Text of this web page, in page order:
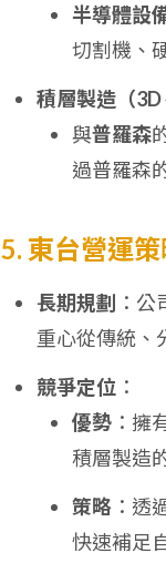
半導體設
切割機、
積層製造（
與普羅森
過普羅森
5. 東台營運
長期規劃 ：
重心從傳統、
競爭定位 ：
優勢 ：擁
積層製造
策略 ：透
快速補足